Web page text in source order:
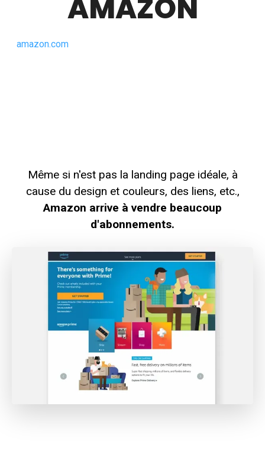
AMAZON
amazon.com
Même si n'est pas la landing page idéale, à
cause du design et couleurs, des liens, etc.,
Amazon arrive à vendre beaucoup
d'abonnements.